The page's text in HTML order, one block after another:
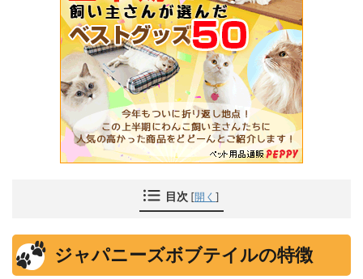
目次 [開く ]
ジャパニーズボブテイルの特徴